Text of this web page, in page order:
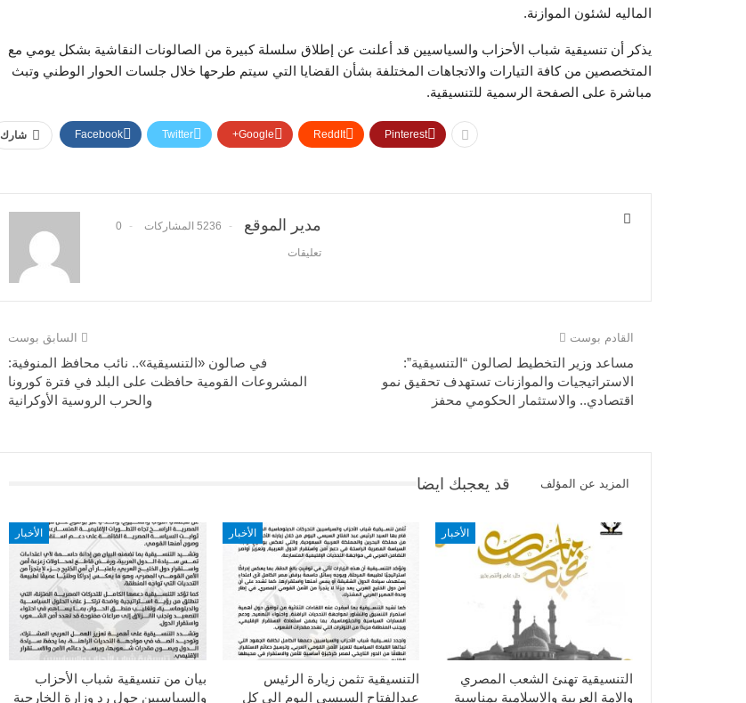
الماليه لشئون الموازنة.
يذكر أن تنسيقية شباب الأحزاب والسياسيين قد أعلنت عن إطلاق سلسلة كبيرة من الصالونات النقاشية بشكل يومي مع
المتخصصين من كافة التيارات والاتجاهات المختلفة بشأن القضايا التي سيتم طرحها خلال جلسات الحوار الوطني وتبث
مباشرة على الصفحة الرسمية للتنسيقية.
شارك Facebook Twitter Google+ ReddIt Pinterest
مدير الموقع 5236 المشاركات 0
تعليقات
السابق بوست
في صالون «التنسيقية».. نائب محافظ المنوفية:
المشروعات القومية حافظت على البلد في فترة كورونا
والحرب الروسية الأوكرانية
القادم بوست
مساعد وزير التخطيط لصالون “التنسيقية”:
الاستراتيجيات والموازنات تستهدف تحقيق نمو
اقتصادي.. والاستثمار الحكومي محفز
قد يعجبك ايضا المزيد عن المؤلف
الأخبار
بيان من تنسيقية شباب الأحزاب
والسياسيين حول رد وزارة الخارجية
الأخبار
التنسيقية تثمن زيارة الرئيس
عبدالفتاح السيسى اليوم الي كل
الأخبار
التنسيقية تهنئ الشعب المصري
والامة العربية والاسلامية بمناسبة